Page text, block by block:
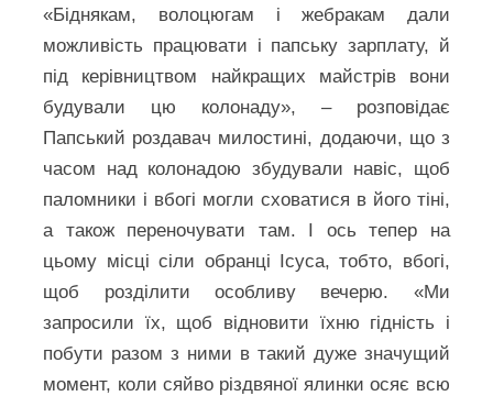
«Біднякам, волоцюгам і жебракам дали
можливість працювати і папську зарплату, й
під керівництвом найкращих майстрів вони
будували цю колонаду», – розповідає
Папський роздавач милостині, додаючи, що з
часом над колонадою збудували навіс, щоб
паломники і вбогі могли сховатися в його тіні,
а також переночувати там. І ось тепер на
цьому місці сіли обранці Ісуса, тобто, вбогі,
щоб розділити особливу вечерю. «Ми
запросили їх, щоб відновити їхню гідність і
побути разом з ними в такий дуже значущий
момент, коли сяйво різдвяної ялинки осяє всю